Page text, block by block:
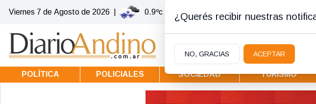
Viernes 7 de Agosto de 2026 0.9ºc | Villa la Angostura
POLÍTICA POLICIALES SOCIEDAD TURISMO
¿Querés recibir nuestras
NO, GRACIAS ACEPTAR